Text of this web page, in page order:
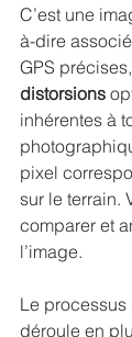
C’est une
à-dire
GPS
distorsions
inhérentes à
pixel
sur le terrain.
comparer et
l’image.
Le
déroule en